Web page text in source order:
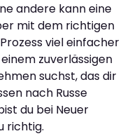
andere kann eine
mit dem richtigen
viel einfacher
zuverlässigen
suchst, das dir
nach Russe
du bei Neuer
richtig.